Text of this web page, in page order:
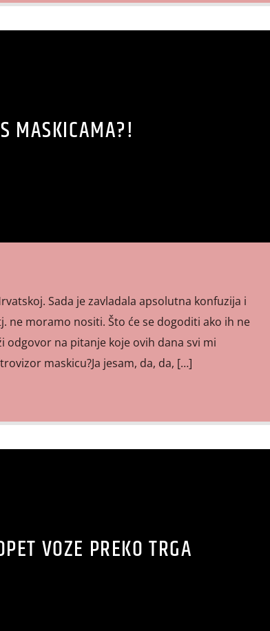
MASKICAMA?!
Sada je zavladala apsolutna konfuzija i
ne moramo nositi. Što će se dogoditi ako ih ne
odgovor na pitanje koje ovih dana svi mi
maskicu?Ja jesam, da, da, […]
VOZE PREKO TRGA